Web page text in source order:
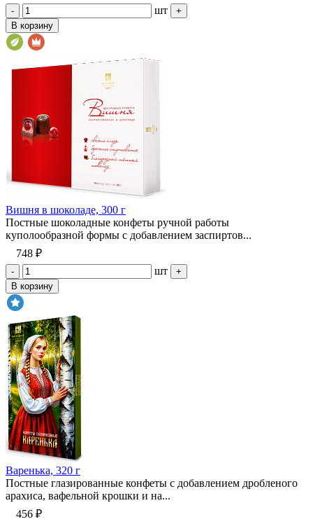
- шт
+
В корзину
Вишня в шоколаде, 300 г
Постные шоколадные конфеты ручной работы
куполообразной формы с добавлением заспиртов...
748 ₽
- шт
+
В корзину
Варенька, 320 г
Постные глазированные конфеты с добавлением дробленого
арахиса, вафельной крошки и на...
456 ₽